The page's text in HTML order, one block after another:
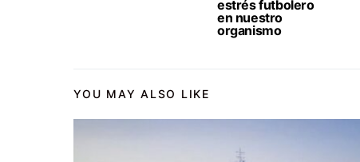
estrés futbolero
en nuestro
organismo
YOU MAY ALSO LIKE